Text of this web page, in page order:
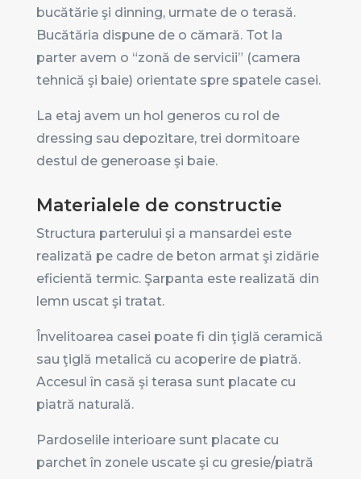
bucătărie şi dinning, urmate de o terasă.
Bucătăria dispune de o cămară. Tot la
parter avem o “zonă de servicii” (camera
tehnică şi baie) orientate spre spatele casei.
La etaj avem un hol generos cu rol de
dressing sau depozitare, trei dormitoare
destul de generoase şi baie.
Materialele de constructie
Structura parterului şi a mansardei este
realizată pe cadre de beton armat şi zidărie
eficientă termic. Şarpanta este realizată din
lemn uscat şi tratat.
Învelitoarea casei poate fi din ţiglă ceramică
sau ţiglă metalică cu acoperire de piatră.
Accesul în casă şi terasa sunt placate cu
piatră naturală.
Pardoselile interioare sunt placate cu
parchet în zonele uscate şi cu gresie/piatră